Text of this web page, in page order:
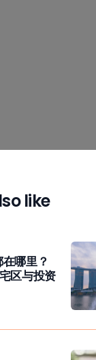
like
哪里？
区与投资